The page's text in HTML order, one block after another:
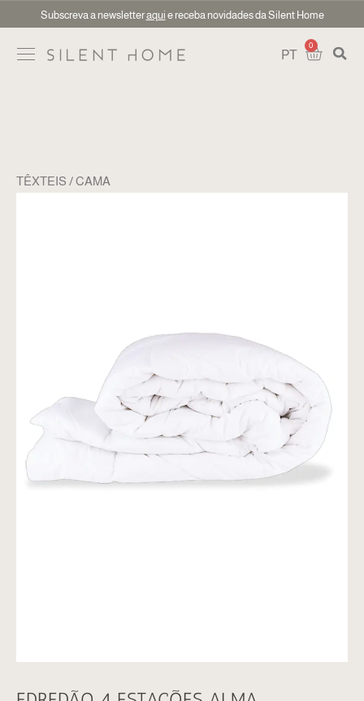
Subscreva a newsletteraqui e receba novidades da Silent Home
PT
0
TÊXTEIS CAMA